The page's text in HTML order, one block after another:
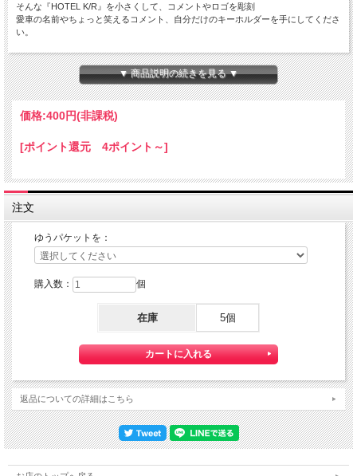
そんな『HOTEL K/R』を小さくして、コメントやロゴを彫刻
愛車の名前やちょっと笑えるコメント、自分だけのキーホルダーを手にしてくださ
い。
ちょっと小さな 『Mini HOTEL K/R』 です。
本体サイズ：１０×１４×８０ｍｍ
★コチラの商品は 『ゆうパケット』配送可能な商品になります。
ご利用の際の配送費は、全国一律『２５０円』になります。
ゆうパケット配送をご希望されるお客様は下記のゆうパケットにつきましての説明
ゆうパケット配送をご選択ください。
【送料】全国一律料金でお届けします。
『ゆうパケット』は通常の宅配便と異なり直接ポストへ投函するお届け方法です。
宅配便のように受領印やサインのやり取りが無く、ご不在時であってもお受け取り
いただけます。
また、沖縄等の離島区域の場合でも別途送料が掛かりません。
▼ 商品説明の続きを見る ▼
価格:400円(非課税)
[ポイント還元 4ポイント～]
注文
ゆうパケットを：
購入数： 個
在庫 5個
返品についての詳細はこちら